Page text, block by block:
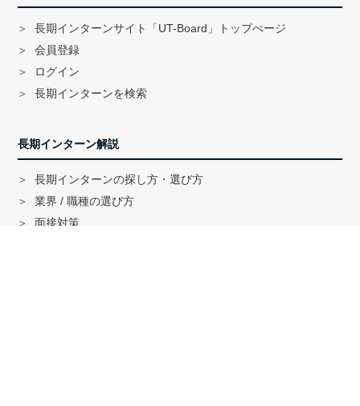
長期インターンサイト「UT-Board」トップぺージ
会員登録
ログイン
長期インターンを検索
長期インターン解説
長期インターンの探し方・選び方
業界 / 職種の選び方
面接対策